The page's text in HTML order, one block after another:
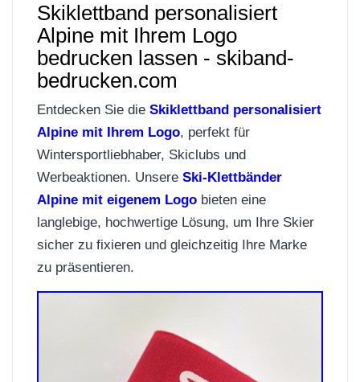
Skiklettband personalisiert
Alpine mit Ihrem Logo
bedrucken lassen - skiband-
bedrucken.com
Entdecken Sie die Skiklettband personalisiert
Alpine mit Ihrem Logo, perfekt für
Wintersportliebhaber, Skiclubs und
Werbeaktionen. Unsere Ski-Klettbänder
Alpine mit eigenem Logo bieten eine
langlebige, hochwertige Lösung, um Ihre Skier
sicher zu fixieren und gleichzeitig Ihre Marke
zu präsentieren.